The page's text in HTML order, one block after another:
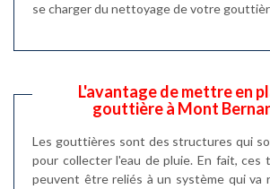
se charger du nettoyage de votre
L'avantage de mettre en
gouttière à Mont
Les gouttières sont des structures qui
pour collecter l'eau de pluie. En fait, ces
peuvent être reliés à un système qui va